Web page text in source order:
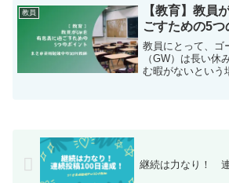
事では、教員が8
べきことをいくつ
教員
【教育】教員
ごすための5つ
教員にとって、ゴ
（GW）は長い休
む暇がないという
継続は力なり！